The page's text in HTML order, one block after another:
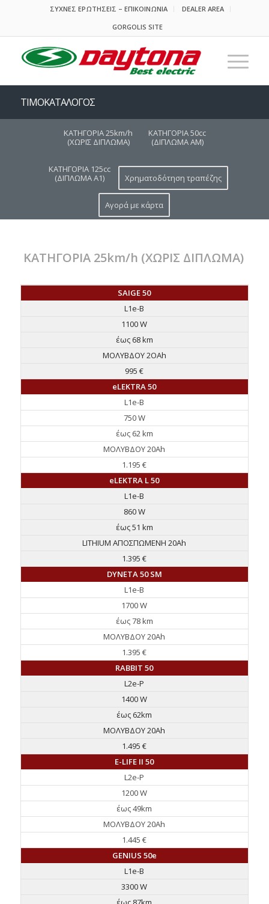
ΣΥΧΝΕΣ ΕΡΩΤΗΣΕΙΣ – ΕΠΙΚΟΙΝΩΝΙΑ
DEALER AREA
GORGOLIS SITE
ΤΙΜΟΚΑΤΑΛΟΓΟΣ
ΚΑΤΗΓΟΡΙΑ 25km/h
(ΧΩΡΙΣ ΔΙΠΛΩΜΑ)
ΚΑΤΗΓΟΡΙΑ 50cc
(ΔΙΠΛΩΜΑ ΑΜ)
ΚΑΤΗΓΟΡΙΑ 125cc
(ΔΙΠΛΩΜΑ Α1)
Χρηματοδότηση τραπέζης
Αγορά με κάρτα
ΚΑΤΗΓΟΡΙΑ 25km/h (ΧΩΡΙΣ ΔΙΠΛΩΜΑ)
SAIGE 50
L1e-B
1100 W
έως 68 km
ΜΟΛΥΒΔΟΥ 2ΟAh
995 €
eLEKTRA 50
L1e-B
750 W
έως 62 km
ΜΟΛΥΒΔΟΥ 20Ah
1.195 €
eLEKTRA L 50
L1e-B
860 W
έως 51 km
LITHIUM ΑΠΟΣΠΩΜΕΝΗ 20Ah
1.395 €
DYNETA 50 SM
L1e-B
1700 W
έως 78 km
ΜΟΛΥΒΔΟΥ 20Ah
1.395 €
RABBIT 50
L2e-P
1400 W
έως 62km
ΜΟΛΥΒΔΟΥ 20Ah
1.495 €
E-LIFE II 50
L2e-P
1200 W
έως 49km
ΜΟΛΥΒΔΟΥ 20Ah
1.445 €
GENIUS 50e
L1e-B
3300 W